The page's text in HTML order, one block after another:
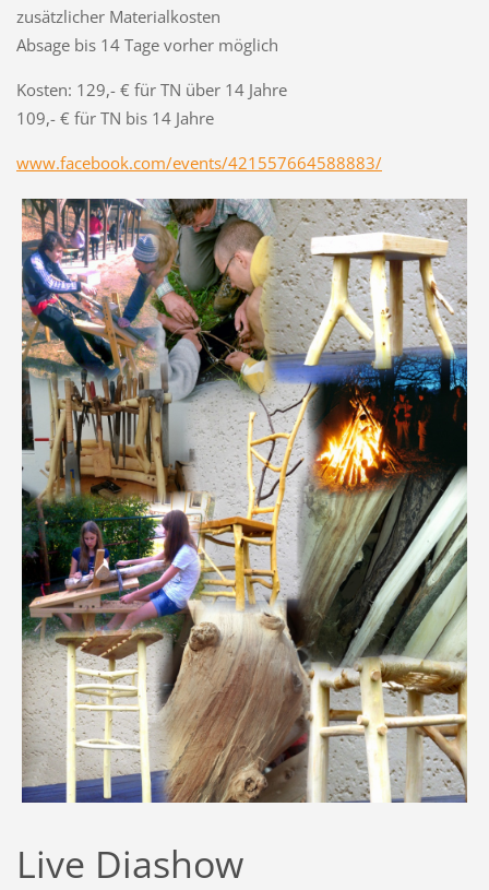
zusätzlicher Materialkosten
Absage bis 14 Tage vorher möglich
Kosten: 129,- € für TN über 14 Jahre
109,- € für TN bis 14 Jahre
www.facebook.com/events/421557664588883/
Live Diashow